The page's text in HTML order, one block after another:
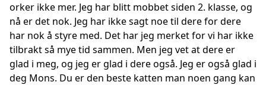
orker ikke mer. Jeg har blitt mobbet siden 2. klasse, og
nå er det nok. Jeg har ikke sagt noe til dere for dere
har nok å styre med. Det har jeg merket for vi har ikke
tilbrakt så mye tid sammen. Men jeg vet at dere er
glad i meg, og jeg er glad i dere også. Jeg er også glad i
deg Mons. Du er den beste katten man noen gang kan